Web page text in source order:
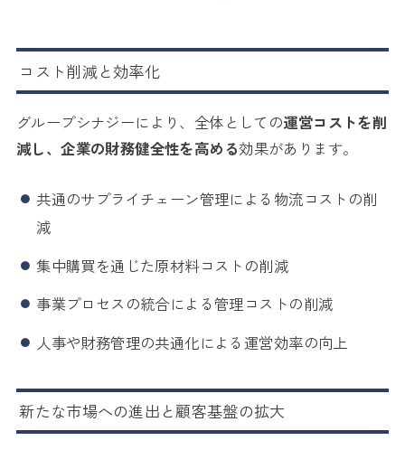
コスト削減と効率化
グループシナジーにより、全体としての運営コストを削
減し、企業の財務健全性を高める効果があります。
共通のサプライチェーン管理による物流コストの削
減
集中購買を通じた原材料コストの削減
事業プロセスの統合による管理コストの削減
人事や財務管理の共通化による運営効率の向上
新たな市場への進出と顧客基盤の拡大